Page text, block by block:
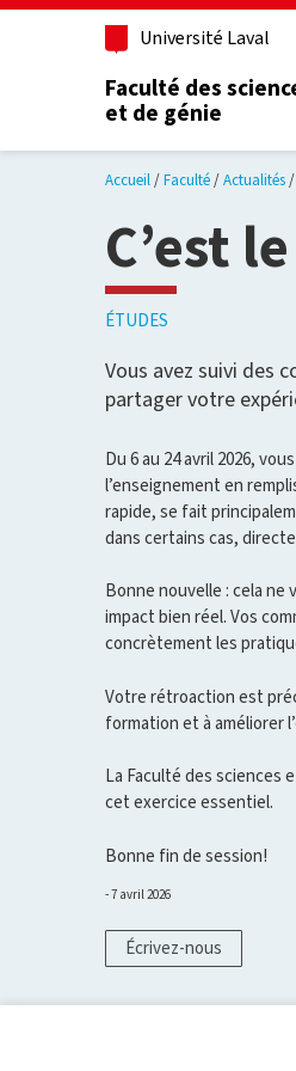
Aller au contenu
Université Laval
Faculté des
et de génie
Accueil Faculté Actualités
C’est
ÉTUDES
Vous avez suivi des
partager votre
Du 6 au 24 avril 2026,
l’enseignement en
rapide, se fait
dans certains cas,
Bonne nouvelle : cela ne
impact bien réel. Vos
concrètement les
Votre rétroaction est
formation et à améliorer
La Faculté des sciences
cet exercice essentiel.
Bonne fin de session!
7 avril 2026
Écrivez-nous